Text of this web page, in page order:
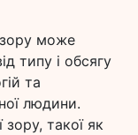
зору може
типу і обсягу
та
людини.
зору, такої як